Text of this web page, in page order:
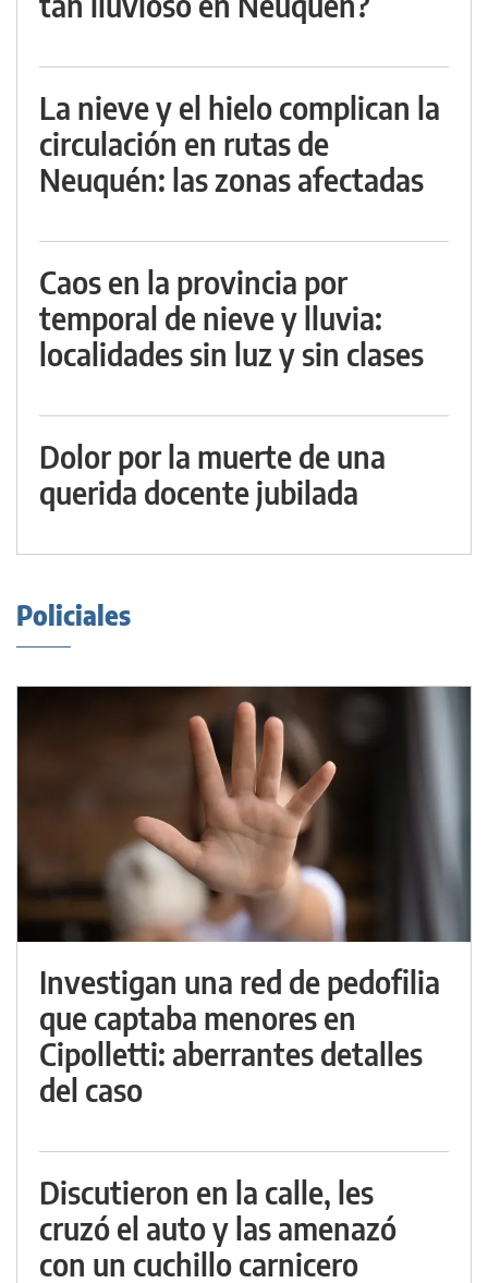
La nieve y el hielo complican la
circulación en rutas de
Neuquén: las zonas afectadas
Caos en la provincia por
temporal de nieve y lluvia:
localidades sin luz y sin clases
Dolor por la muerte de una
querida docente jubilada
Policiales
Investigan una red de pedofilia
que captaba menores en
Cipolletti: aberrantes detalles
del caso
Discutieron en la calle, les
cruzó el auto y las amenazó
con un cuchillo carnicero